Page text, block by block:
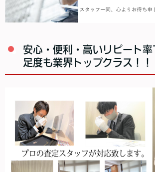
安心・便利・高いリピート
足度も業界トップクラス！！